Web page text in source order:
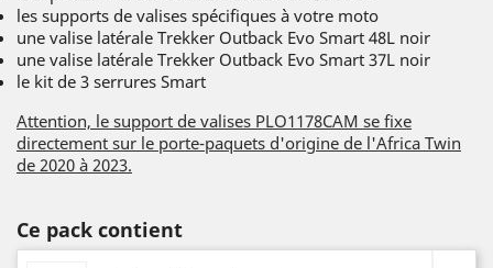
les supports de valises spécifiques à votre moto
une valise latérale Trekker Outback Evo Smart 48L noir
une valise latérale Trekker Outback Evo Smart 37L noir
le kit de 3 serrures Smart
Attention, le support de valises PLO1178CAM se fixe
directement sur le porte-paquets d'origine de l'Africa Twin
de 2020 à 2023.
Ce pack contient